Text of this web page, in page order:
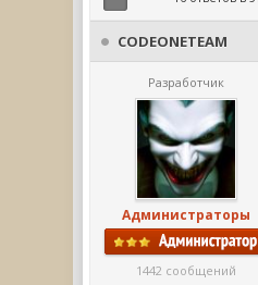
CODEONETEAM
Разработчик
Администраторы
1442 сообщений